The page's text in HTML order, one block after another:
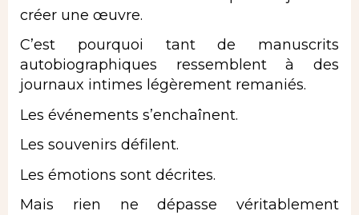
créer une œuvre.
C’est pourquoi tant de manuscrits
autobiographiques ressemblent à des
journaux intimes légèrement remaniés.
Les événements s’enchaînent.
Les souvenirs défilent.
Les émotions sont décrites.
Mais rien ne dépasse véritablement